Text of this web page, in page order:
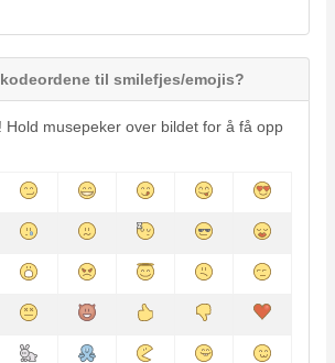
til smilefjes/emojis?
Hold musepeker over bildet for å få opp